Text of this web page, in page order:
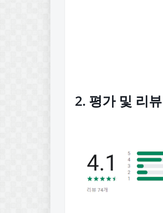
2. 평가 및 리뷰